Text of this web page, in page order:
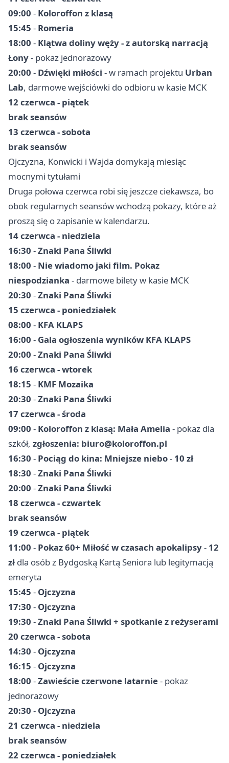
09:00 - Koloroffon z klasą
15:45 - Romeria
18:00 - Klątwa doliny węży - z autorską narracją
Łony- pokaz jednorazowy
20:00 - Dźwięki miłości - w ramach projektu Urban
Lab, darmowe wejściówki do odbioru w kasie MCK
12 czerwca - piątek
brak seansów
13 czerwca - sobota
brak seansów
Ojczyzna, Konwicki i Wajda domykają miesiąc
mocnymi tytułami
Druga połowa czerwca robi się jeszcze ciekawsza, bo
obok regularnych seansów wchodzą pokazy, które aż
proszą się o zapisanie w kalendarzu.
14 czerwca - niedziela
16:30 -Znaki Pana Śliwki
18:00 - Nie wiadomo jaki film. Pokaz
niespodzianka - darmowe bilety w kasie MCK
20:30 -Znaki Pana Śliwki
15 czerwca - poniedziałek
08:00 - KFA KLAPS
16:00 - Gala ogłoszenia wyników KFA KLAPS
20:00 -Znaki Pana Śliwki
16 czerwca - wtorek
18:15 - KMF Mozaika
20:30 -Znaki Pana Śliwki
17 czerwca - środa
09:00 - Koloroffon z klasą: Mała Amelia - pokaz dla
szkół, zgłoszenia: biuro@koloroffon.pl
16:30 - Pociąg do kina: Mniejsze niebo- 10 zł
18:30 -Znaki Pana Śliwki
20:00 -Znaki Pana Śliwki
18 czerwca - czwartek
brak seansów
19 czerwca - piątek
11:00 - Pokaz 60+ Miłość w czasach apokalipsy- 12
zł dla osób z Bydgoską Kartą Seniora lub legitymacją
emeryta
15:45 - Ojczyzna
17:30 - Ojczyzna
19:30 -Znaki Pana Śliwki + spotkanie z reżyserami
20 czerwca - sobota
14:30 - Ojczyzna
16:15 - Ojczyzna
18:00 -Zawieście czerwone latarnie- pokaz
jednorazowy
20:30 - Ojczyzna
21 czerwca - niedziela
brak seansów
22 czerwca - poniedziałek